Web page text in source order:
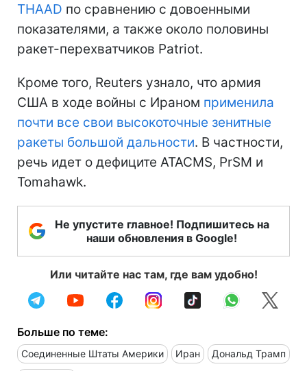
THAAD по сравнению с довоенными
показателями, а также около половины
ракет-перехватчиков Patriot.
Кроме того, Reuters узнало, что армия
США в ходе войны с Ираном применила
почти все свои высокоточные зенитные
ракеты большой дальности. В частности,
речь идет о дефиците ATACMS, PrSM и
Tomahawk.
Не упустите главное! Подпишитесь на
наши обновления в Google!
Или читайте нас там, где вам удобно!
Больше по теме:
Соединенные Штаты Америки Иран Дональд Трамп